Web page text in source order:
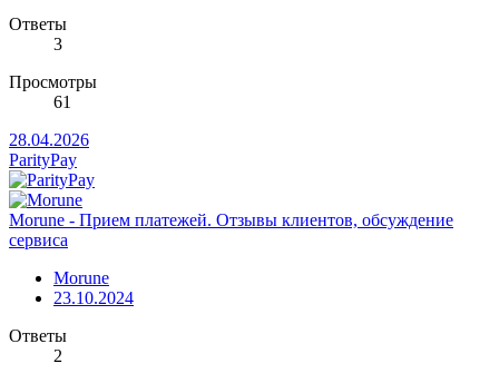
Ответы
3
Просмотры
61
28.04.2026
ParityPay
Morune - Прием платежей. Отзывы клиентов, обсуждение
сервиса
Morune
23.10.2024
Ответы
2